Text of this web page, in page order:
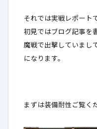
それでは実戦レポー
初見ではブログ記事を
魔戦で出撃していまし
になります。
まずは装備耐性ご覧く